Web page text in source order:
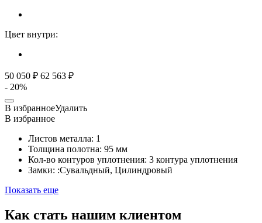
Цвет внутри:
50 050 ₽ 62 563 ₽
- 20%
В избранноеУдалить
В избранное
Листов металла: 1
Толщина полотна: 95 мм
Кол-во контуров уплотнения: 3 контура уплотнения
Замки: :Сувальдный, Цилиндровый
Показать еще
Как стать нашим клиентом